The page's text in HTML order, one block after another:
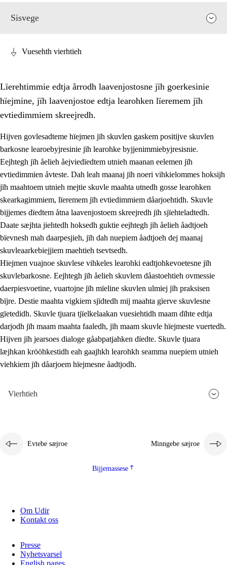
Sisvege
3. Prinsihph skuvlen rïektesisnie
3.1 Feerhmeles lïeremebyjrese
3.2 Ööhpehtimmie jïh sjïehtedamme lïerehtimmie
3.3 Gåetie jïh skuvle laavenjostoeh
3.4 Lïerehtimmie learoesïeltesne jïh barkoejielemisnie
3.5 Profesjonsektievoete jïh skuvleevtiedimmie
Vuesehth vierhtieh
Lïerehtimmie edtja årrodh laavenjostosne jïh goerkesinie
hïejmine, jïh laavenjostoe edtja learohken lïeremem jïh
evtiedimmiem skreejredh.
Hijven govlesadteme hïejmen jïh skuvlen gaskem positijve skuvlen
barkosne learoebyjresinie jïh learohke byjjenimmiebyjresisnie.
Eejhtegh jïh åelieh åejviedïedtem utnieh maanan eelemen jïh
evtiedimmien åvteste. Dah leah maanaj jïh noeri vihkielommes hoksijh
jïh maahtoem utnieh mejtie skuvle maahta utnedh gosse learohken
skearkagimmiem, lïeremem jïh evtiedimmiem dåarjoehtidh. Skuvle
bijjemes dïedtem åtna laavenjostoem skreejredh jïh sjïehteladtedh.
Daate sæjhta jiehtedh hoksedh guktie eejhtegh jïh åelieh åadtjoeh
bïevnesh mah daarpesjieh, jïh dah nuepiem åadtjoeh dej maanaj
skuvleaarkebiejjiem maehtieh tsevtsedh.
Hïejmen vuajnoe skuvlese vihkeles learohki eadtjohkevoetesne jïh
skuvlebarkosne. Eejhtegh jïh åelieh skuvlem dåastoehtieh ovmessie
daerpiesvoetine, vuartojne jïh mïeline skuvlen ulmiej jïh praksisen
bïjre. Destie maahta vigkiem sjïdtedh mij maahta gïerve skuvlesne
gïetedidh. Skuvle tjuara tjïelkelaakan vuesiehtidh maam dïhte edtja
darjodh jïh maam maahta faaledh, jïh maam skuvle hïejmeste vuertedh.
Hijven jïh jearsoes dialoge gåabpatjahken dïedte. Skuvle tjuara
læjhkan krööhkestidh eah gaajhkh learohkh seamma nuepiem utnieh
viehkiem jïh dåarjoem hïejmesne åadtjodh.
Vierhtieh
Evtebe sæjroe Minngebe sæjroe
Bijjemassese
Om Udir
Kontakt oss
Presse
Nyhetsvarsel